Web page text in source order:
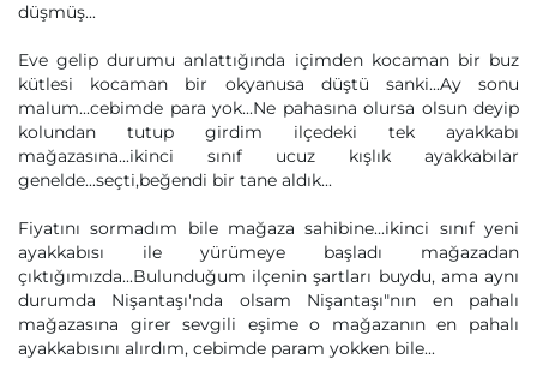
düşmüş...
Eve gelip durumu anlattığında içimden kocaman bir buz
kütlesi kocaman bir okyanusa düştü sanki...Ay sonu
malum...cebimde para yok...Ne pahasına olursa olsun deyip
kolundan tutup girdim ilçedeki tek ayakkabı
mağazasına...ikinci sınıf ucuz kışlık ayakkabılar
genelde...seçti,beğendi bir tane aldık...
Fiyatını sormadım bile mağaza sahibine...ikinci sınıf yeni
ayakkabısı ile yürümeye başladı mağazadan
çıktığımızda...Bulunduğum ilçenin şartları buydu, ama aynı
durumda Nişantaşı'nda olsam Nişantaşı"nın en pahalı
mağazasına girer sevgili eşime o mağazanın en pahalı
ayakkabısını alırdım, cebimde param yokken bile...